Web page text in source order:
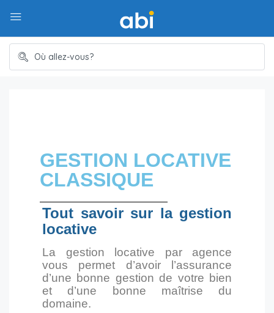
GESTION LOCATIVE
CLASSIQUE
Tout savoir sur la gestion
locative
La gestion locative par agence
vous permet d’avoir l’assurance
d’une bonne gestion de votre bien
et d’une bonne maîtrise du
domaine.